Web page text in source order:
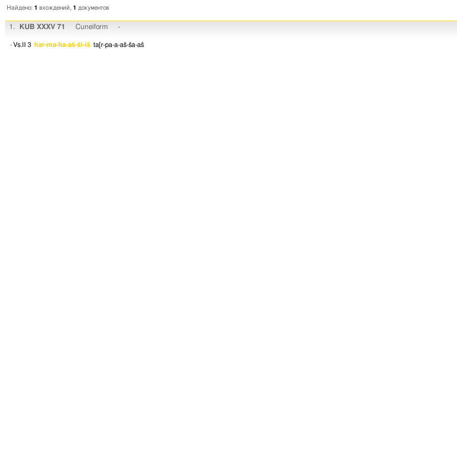
Найдено: 1 вхождений, 1 документов
1. KUB XXXV 71 Cuneiform -
· Vs.II 3 har-ma-ha-aš-ši-iš ta[r-pa-a-aš-ša-aš